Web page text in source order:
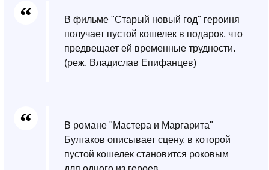
В фильме "Старый новый год" героиня
получает пустой кошелек в подарок, что
предвещает ей временные трудности.
(реж. Владислав Епифанцев)
В романе "Мастера и Маргарита"
Булгаков описывает сцену, в которой
пустой кошелек становится роковым